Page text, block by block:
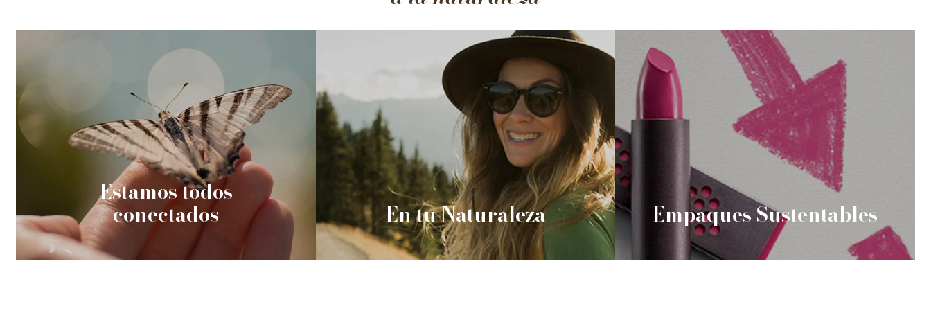
Estamos todos
conectados En tu Naturaleza Empaques Sustentables